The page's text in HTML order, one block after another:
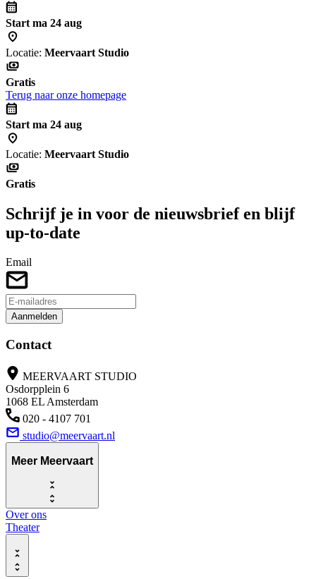
Start ma 24 aug
Locatie: Meervaart Studio
Gratis
Terug naar onze homepage
Start ma 24 aug
Locatie: Meervaart Studio
Gratis
Schrijf je in voor de nieuwsbrief en blijf
up-to-date
Email
Aanmelden
Contact
MEERVAART STUDIO
Osdorpplein 6
1068 EL Amsterdam
020 - 4107 701
studio@meervaart.nl
Meer Meervaart
Over ons
Theater